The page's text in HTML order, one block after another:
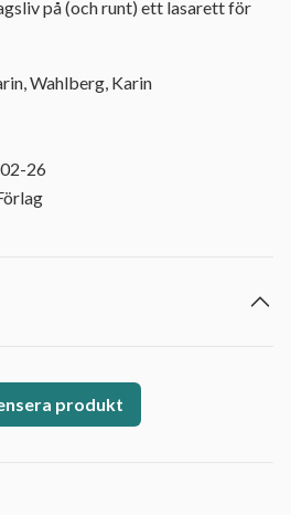
på (och runt) ett lasarett för
Wahlberg, Karin
26
produkt